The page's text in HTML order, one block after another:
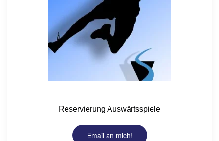
Reservierung Auswärtsspiele
Email an mich!